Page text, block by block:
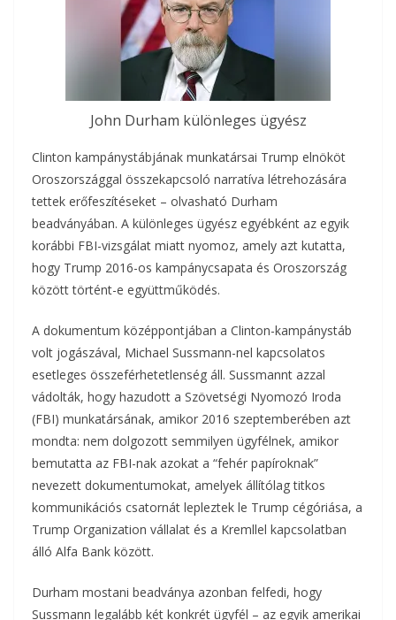
John Durham különleges ügyész
Clinton kampánystábjának munkatársai Trump elnököt
Oroszországgal összekapcsoló narratíva létrehozására
tettek erőfeszítéseket – olvasható Durham
beadványában. A különleges ügyész egyébként az egyik
korábbi FBI-vizsgálat miatt nyomoz, amely azt kutatta,
hogy Trump 2016-os kampánycsapata és Oroszország
között történt-e együttműködés.
A dokumentum középpontjában a Clinton-kampánystáb
volt jogászával, Michael Sussmann-nel kapcsolatos
esetleges összeférhetetlenség áll. Sussmannt azzal
vádolták, hogy hazudott a Szövetségi Nyomozó Iroda
(FBI) munkatársának, amikor 2016 szeptemberében azt
mondta: nem dolgozott semmilyen ügyfélnek, amikor
bemutatta az FBI-nak azokat a “fehér papíroknak”
nevezett dokumentumokat, amelyek állítólag titkos
kommunikációs csatornát lepleztek le Trump cégóriása, a
Trump Organization vállalat és a Kremllel kapcsolatban
álló Alfa Bank között.
Durham mostani beadványa azonban felfedi, hogy
Sussmann legalább két konkrét ügyfél – az egyik amerikai